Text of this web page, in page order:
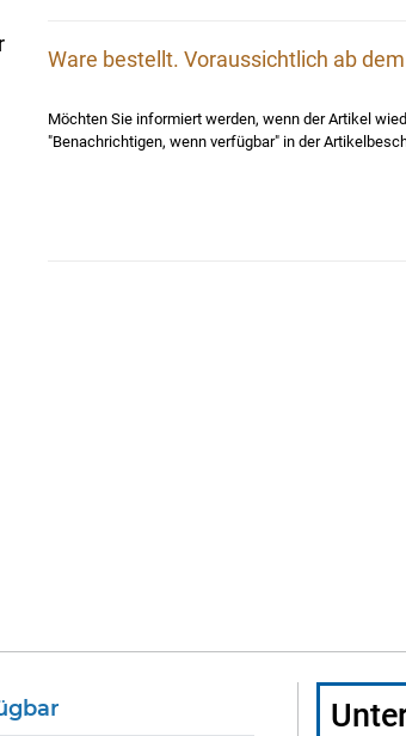
Ware bestellt. Voraussichtlich ab
Möchten Sie informiert werden, wenn der Artikel
"Benachrichtigen, wenn verfügbar" in der